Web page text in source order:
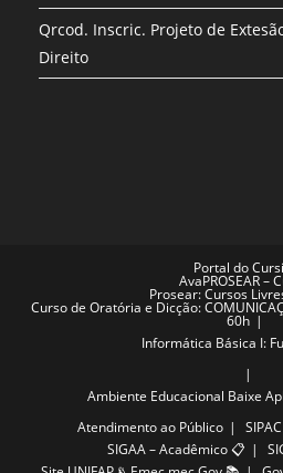
Qrcod. Inscric. Projeto de
Direito
Portal do
AvaPROSEAR –
Prosear: Cursos
Curso de Oratória e Dicção:
60h
Informática Básica I:
Ambiente Educacional Baixe
Atendimento ao Público
SIGAA – Acadêmico 📋